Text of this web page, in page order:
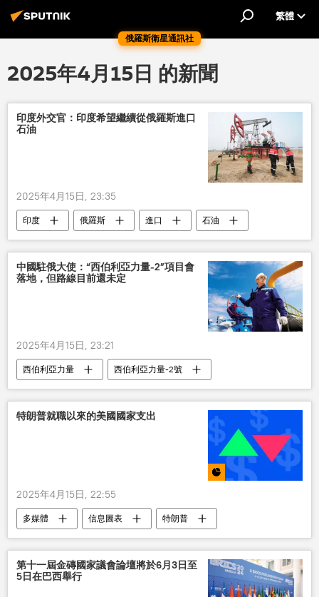
俄羅斯衛星通訊社
繁體
2025年4月15日 的新聞
印度外交官：印度希望繼續從俄羅斯進口
石油
2025年4月15日, 23:35
印度 俄羅斯 進口 石油
中國駐俄大使：“西伯利亞力量-2”項目會
落地，但路線目前還未定
2025年4月15日, 23:21
西伯利亞力量
西伯利亞力量-2號
俄羅斯
中國 俄中關係
特朗普就職以來的美國國家支出
2025年4月15日, 22:55
多媒體 信息圖表
特朗普
美國
第十一屆金磚國家議會論壇將於6月3日至
5日在巴西舉行